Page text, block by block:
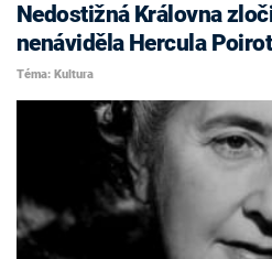
Nedostižná Královna
nenáviděla Hercula
Téma: Kultura